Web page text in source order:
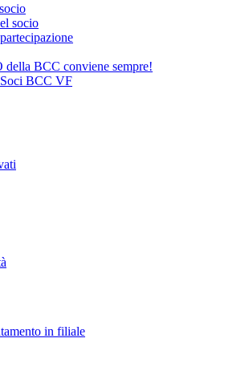
socio
della BCC conviene sempre!
BCC VF
in filiale